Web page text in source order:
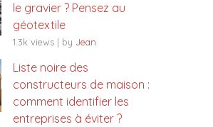
le gravier ? Pensez au
géotextile
1.3k views | by Jean
Liste noire des
constructeurs de maison :
comment identifier les
entreprises à éviter ?